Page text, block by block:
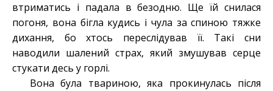
втриматись і падала в безодню. Ще їй снилася
погоня, вона бігла кудись і чула за спиною тяжке
дихання, бо хтось переслідував її. Такі сни
наводили шалений страх, який змушував серце
стукати десь у горлі.
Вона була твариною, яка прокинулась після